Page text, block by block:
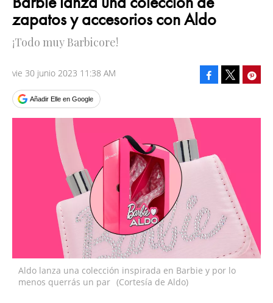
zapatos y accesorios con Aldo
¡Todo muy Barbicore!
vie 30 junio 2023 11:38 AM
Añadir Elle en Google
Facebook
Aldo lanza una colección inspirada en Barbie y por lo
menos querrás un par (Cortesía de Aldo)